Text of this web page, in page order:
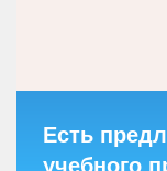
Есть
учебного